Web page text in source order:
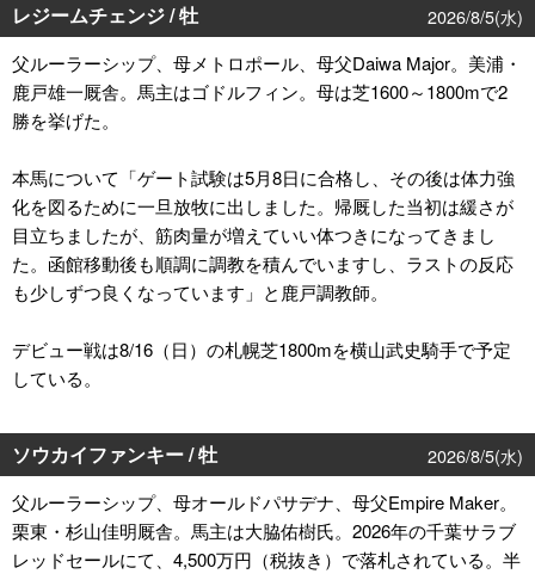
レジームチェンジ / 牡
2026/8/5(水)
父ルーラーシップ、母メトロポール、母父Daiwa Major。美浦・
鹿戸雄一厩舎。馬主はゴドルフィン。母は芝1600～1800mで2
勝を挙げた。
本馬について「ゲート試験は5月8日に合格し、その後は体力強
化を図るために一旦放牧に出しました。帰厩した当初は緩さが
目立ちましたが、筋肉量が増えていい体つきになってきまし
た。函館移動後も順調に調教を積んでいますし、ラストの反応
も少しずつ良くなっています」と鹿戸調教師。
デビュー戦は8/16（日）の札幌芝1800mを横山武史騎手で予定
している。
ソウカイファンキー / 牡
2026/8/5(水)
父ルーラーシップ、母オールドパサデナ、母父Empire Maker。
栗東・杉山佳明厩舎。馬主は大脇佑樹氏。2026年の千葉サラブ
レッドセールにて、4,500万円（税抜き）で落札されている。半